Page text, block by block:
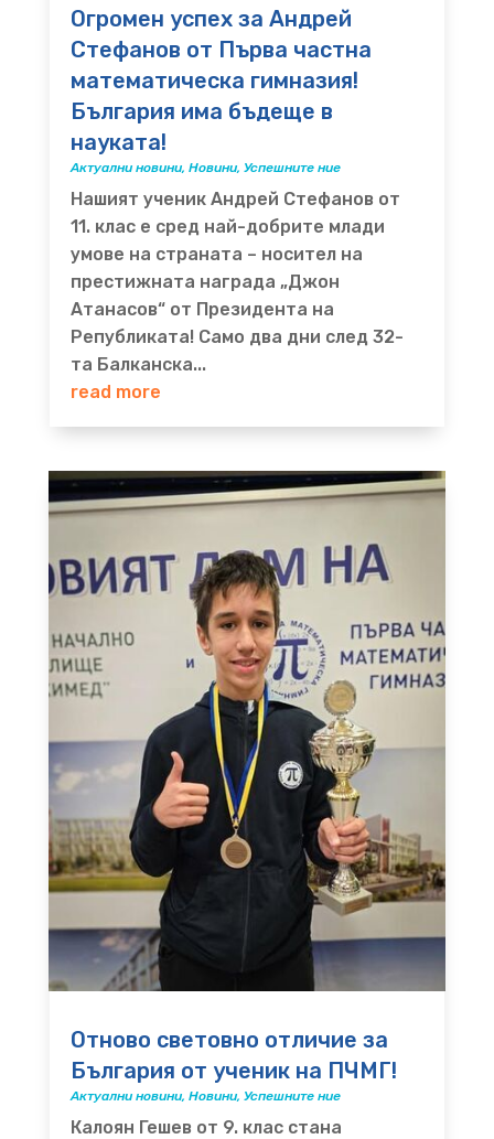
Огромен успех за Андрей
Стефанов от Първа частна
математическа гимназия!
България има бъдеще в
науката!
Актуални новини, Новини, Успешните ние
Нашият ученик Андрей Стефанов от
11. клас е сред най-добрите млади
умове на страната – носител на
престижната награда „Джон
Атанасов“ от Президента на
Републиката! Само два дни след 32-
та Балканска...
read more
Отново световно отличие за
България от ученик на ПЧМГ!
Актуални новини, Новини, Успешните ние
Калоян Гешев от 9. клас стана